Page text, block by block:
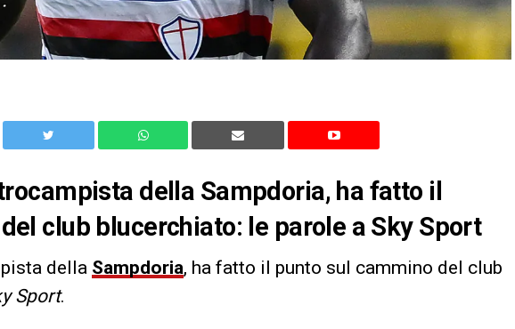
della Sampdoria, ha fatto il
club blucerchiato: le parole a Sky Sport
della Sampdoria, ha fatto il punto sul cammino del club
Sport.